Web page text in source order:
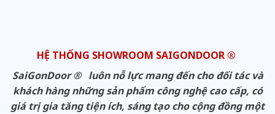
HỆ THỐNG SHOWROOM SAIGONDOOR ®
SaiGonDoor ® luôn nỗ lực mang đến cho đối tác và
khách hàng những sản phẩm công nghệ cao cấp, có
giá trị gia tăng tiện ích, sáng tạo cho cộng đồng một